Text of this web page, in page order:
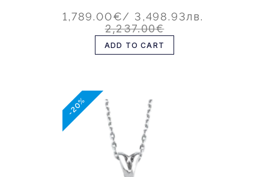
1,789.00€/ 3,498.93лв.
2,237.00€
ADD TO CART
-20%